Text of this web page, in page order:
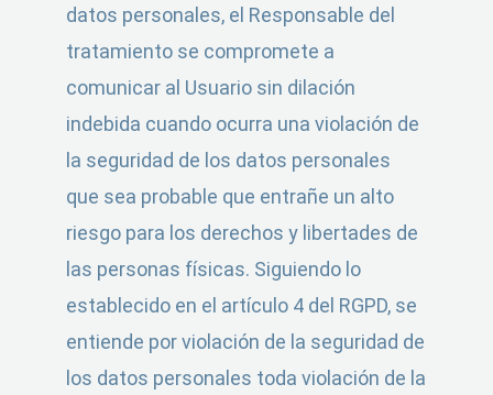
datos personales, el Responsable del
tratamiento se compromete a
comunicar al Usuario sin dilación
indebida cuando ocurra una violación de
la seguridad de los datos personales
que sea probable que entrañe un alto
riesgo para los derechos y libertades de
las personas físicas. Siguiendo lo
establecido en el artículo 4 del RGPD, se
entiende por violación de la seguridad de
los datos personales toda violación de la